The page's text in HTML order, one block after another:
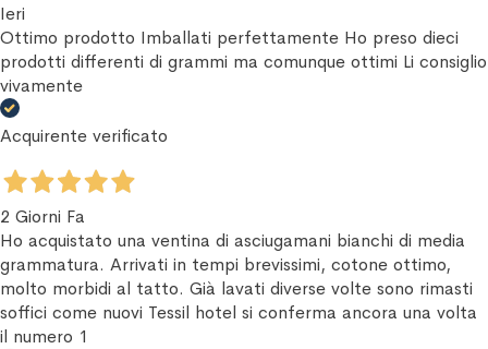
Ieri
Ottimo prodotto Imballati perfettamente Ho preso dieci
prodotti differenti di grammi ma comunque ottimi Li consiglio
vivamente
Acquirente verificato
2 Giorni Fa
Ho acquistato una ventina di asciugamani bianchi di media
grammatura. Arrivati in tempi brevissimi, cotone ottimo,
molto morbidi al tatto. Già lavati diverse volte sono rimasti
soffici come nuovi Tessil hotel si conferma ancora una volta
il numero 1